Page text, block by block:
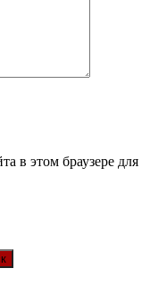
в этом браузере для